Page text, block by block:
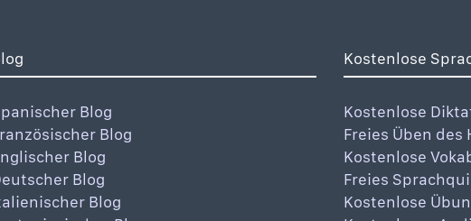
Blog
Blog
Blog
Blog
Blog
Kostenlose
Kostenlose
Freies Üben
Kostenlose
Freies
Kostenlose